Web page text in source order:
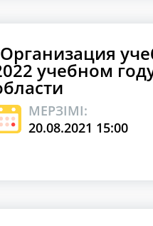
учебном
МЕРЗІМІ:
20.08.2021 15:00